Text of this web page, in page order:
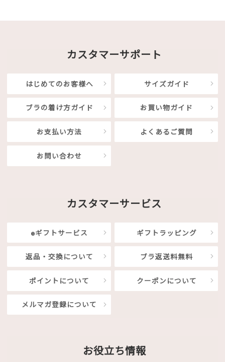
カスタマーサポート
はじめてのお客様へ サイズガイド
ブラの着け方ガイド お買い物ガイド
お支払い方法 よくあるご質問
お問い合わせ
カスタマーサービス
eギフトサービス ギフトラッピング
返品・交換について ブラ返送料無料
ポイントについて クーポンについて
メルマガ登録について
お役立ち情報